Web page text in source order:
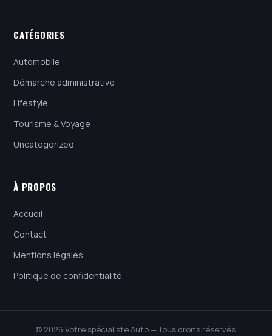
CATÉGORIES
Automobile
Démarche administrative
Lifestyle
Tourisme & Voyage
Uncategorized
À PROPOS
Accueil
Contact
Mentions légales
Politique de confidentialité
© 2026 Votre spécialiste Auto — Tous droits réservés.